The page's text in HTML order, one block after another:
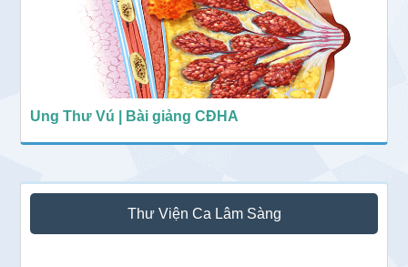
Ung Thư Vú | Bài giảng CĐHA
Thư Viện Ca Lâm Sàng